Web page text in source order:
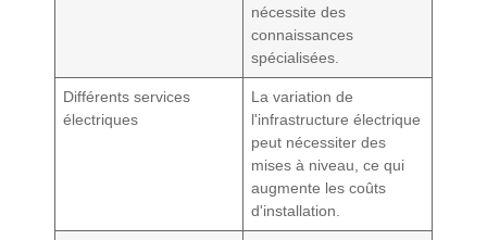
nécessite des
connaissances
spécialisées.
Différents services
électriques
La variation de
l'infrastructure électrique
peut nécessiter des
mises à niveau, ce qui
augmente les coûts
d'installation.